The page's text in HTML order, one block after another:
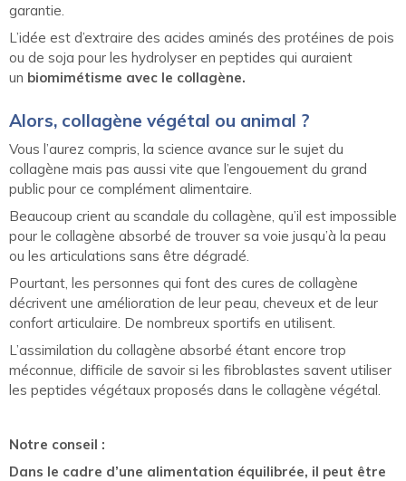
garantie.
L’idée est d’extraire des acides aminés des protéines de pois
ou de soja pour les hydrolyser en peptides qui auraient
un biomimétisme avec le collagène.
Alors, collagène végétal ou animal ?
Vous l’aurez compris, la science avance sur le sujet du
collagène mais pas aussi vite que l’engouement du grand
public pour ce complément alimentaire.
Beaucoup crient au scandale du collagène, qu’il est impossible
pour le collagène absorbé de trouver sa voie jusqu’à la peau
ou les articulations sans être dégradé.
Pourtant, les personnes qui font des cures de collagène
décrivent une amélioration de leur peau, cheveux et de leur
confort articulaire. De nombreux sportifs en utilisent.
L’assimilation du collagène absorbé étant encore trop
méconnue, difficile de savoir si les fibroblastes savent utiliser
les peptides végétaux proposés dans le collagène végétal.
Notre conseil :
Dans le cadre d’une alimentation équilibrée, il peut être